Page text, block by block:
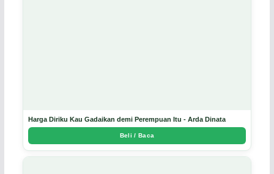
Harga Diriku Kau Gadaikan demi Perempuan Itu - Arda Dinata
Beli / Baca